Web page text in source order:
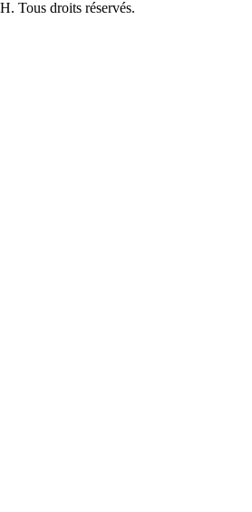
Tous droits réservés.